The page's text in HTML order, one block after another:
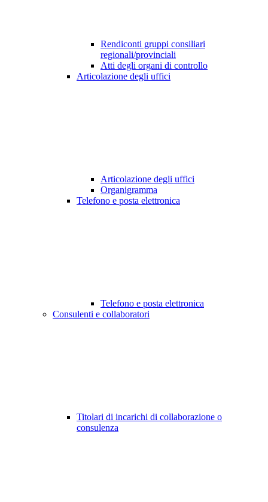
Rendiconti gruppi consiliari
regionali/provinciali
Atti degli organi di controllo
Articolazione degli uffici
Articolazione degli uffici
Organigramma
Telefono e posta elettronica
Telefono e posta elettronica
Consulenti e collaboratori
Titolari di incarichi di collaborazione o
consulenza